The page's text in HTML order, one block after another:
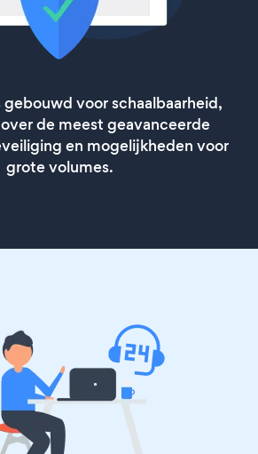
voor schaalbaarheid,
de meest geavanceerde
en mogelijkheden voor
grote volumes.